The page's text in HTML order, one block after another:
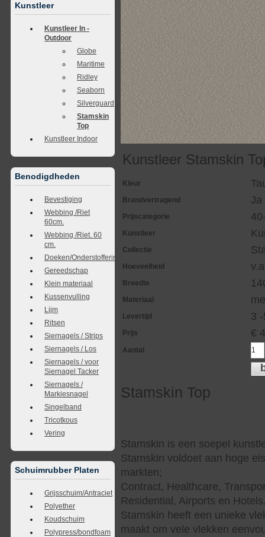
Kunstleer
Kunstleer In -
Outdoor
Globe
Maritime
Ridley
Seaborn
Silverguard
Stamskin
Top
Kunstleer Indoor
Benodigdheden
Bevestiging
Webbing /Riet
60cm.
Webbing /Riet. 60
cm.
Doeken/Onderstoffering
Gereedschap
Klein materiaal
Kussenvulling
Lijm
Ritsen
Siernagels / Strips
Siernagels / Los
Siernagels / voor
Siernagel Tacker
Siernagels /
Markiesnagel
Singelband
Tricotkous
Vering
Schuimrubber Platen
Grijsschuim/Antraciet
Polyether
Koudschuim
Polypress/bondfoam
Kunstleer Stamskin
Kleur
Brandvertragend Ja
Prijscategorie
Kunstleer
Collectie
Hoeveelheid
Breedte
Materiaal
Levertijd 3
Prijs €
Aantal
Stamskin Top
Stamskin is een soepel
Stamskin voldoet aan hoge
markten;
Contract, Healthcare,
Residential, Airports en
Stamskin heeft een unieke
maakt om vele vlekken